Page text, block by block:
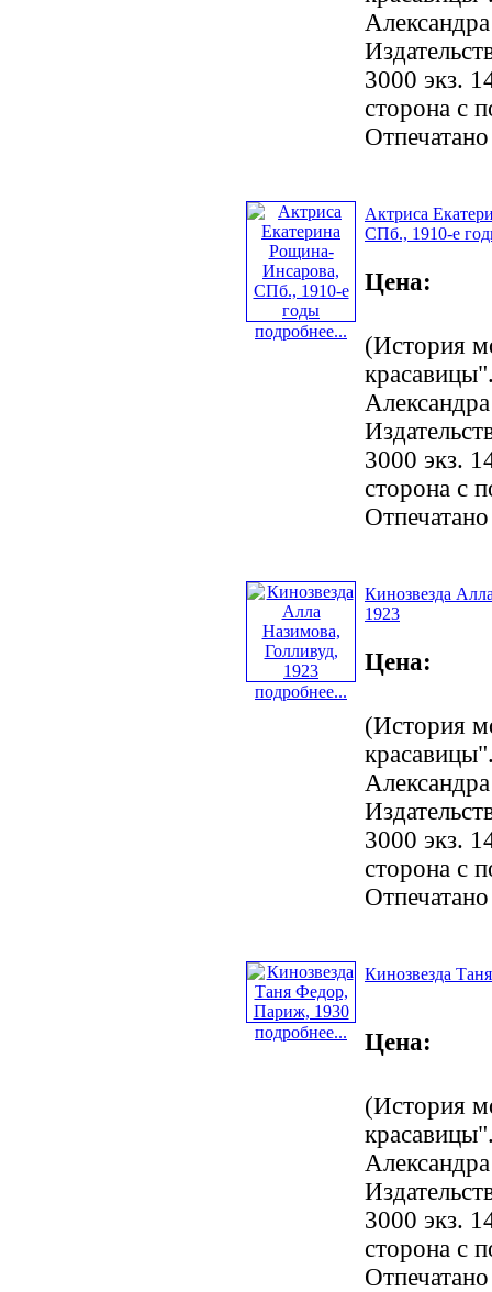
3000 экз.
сторона с
подробнее...
Актриса
СПб., 1910-е
Цена:
(История
3000 экз.
сторона с
подробнее...
Кинозвезда
1923
Цена:
(История
3000 экз.
сторона с
подробнее...
Кинозвезда
Цена:
(История
3000 экз.
сторона с